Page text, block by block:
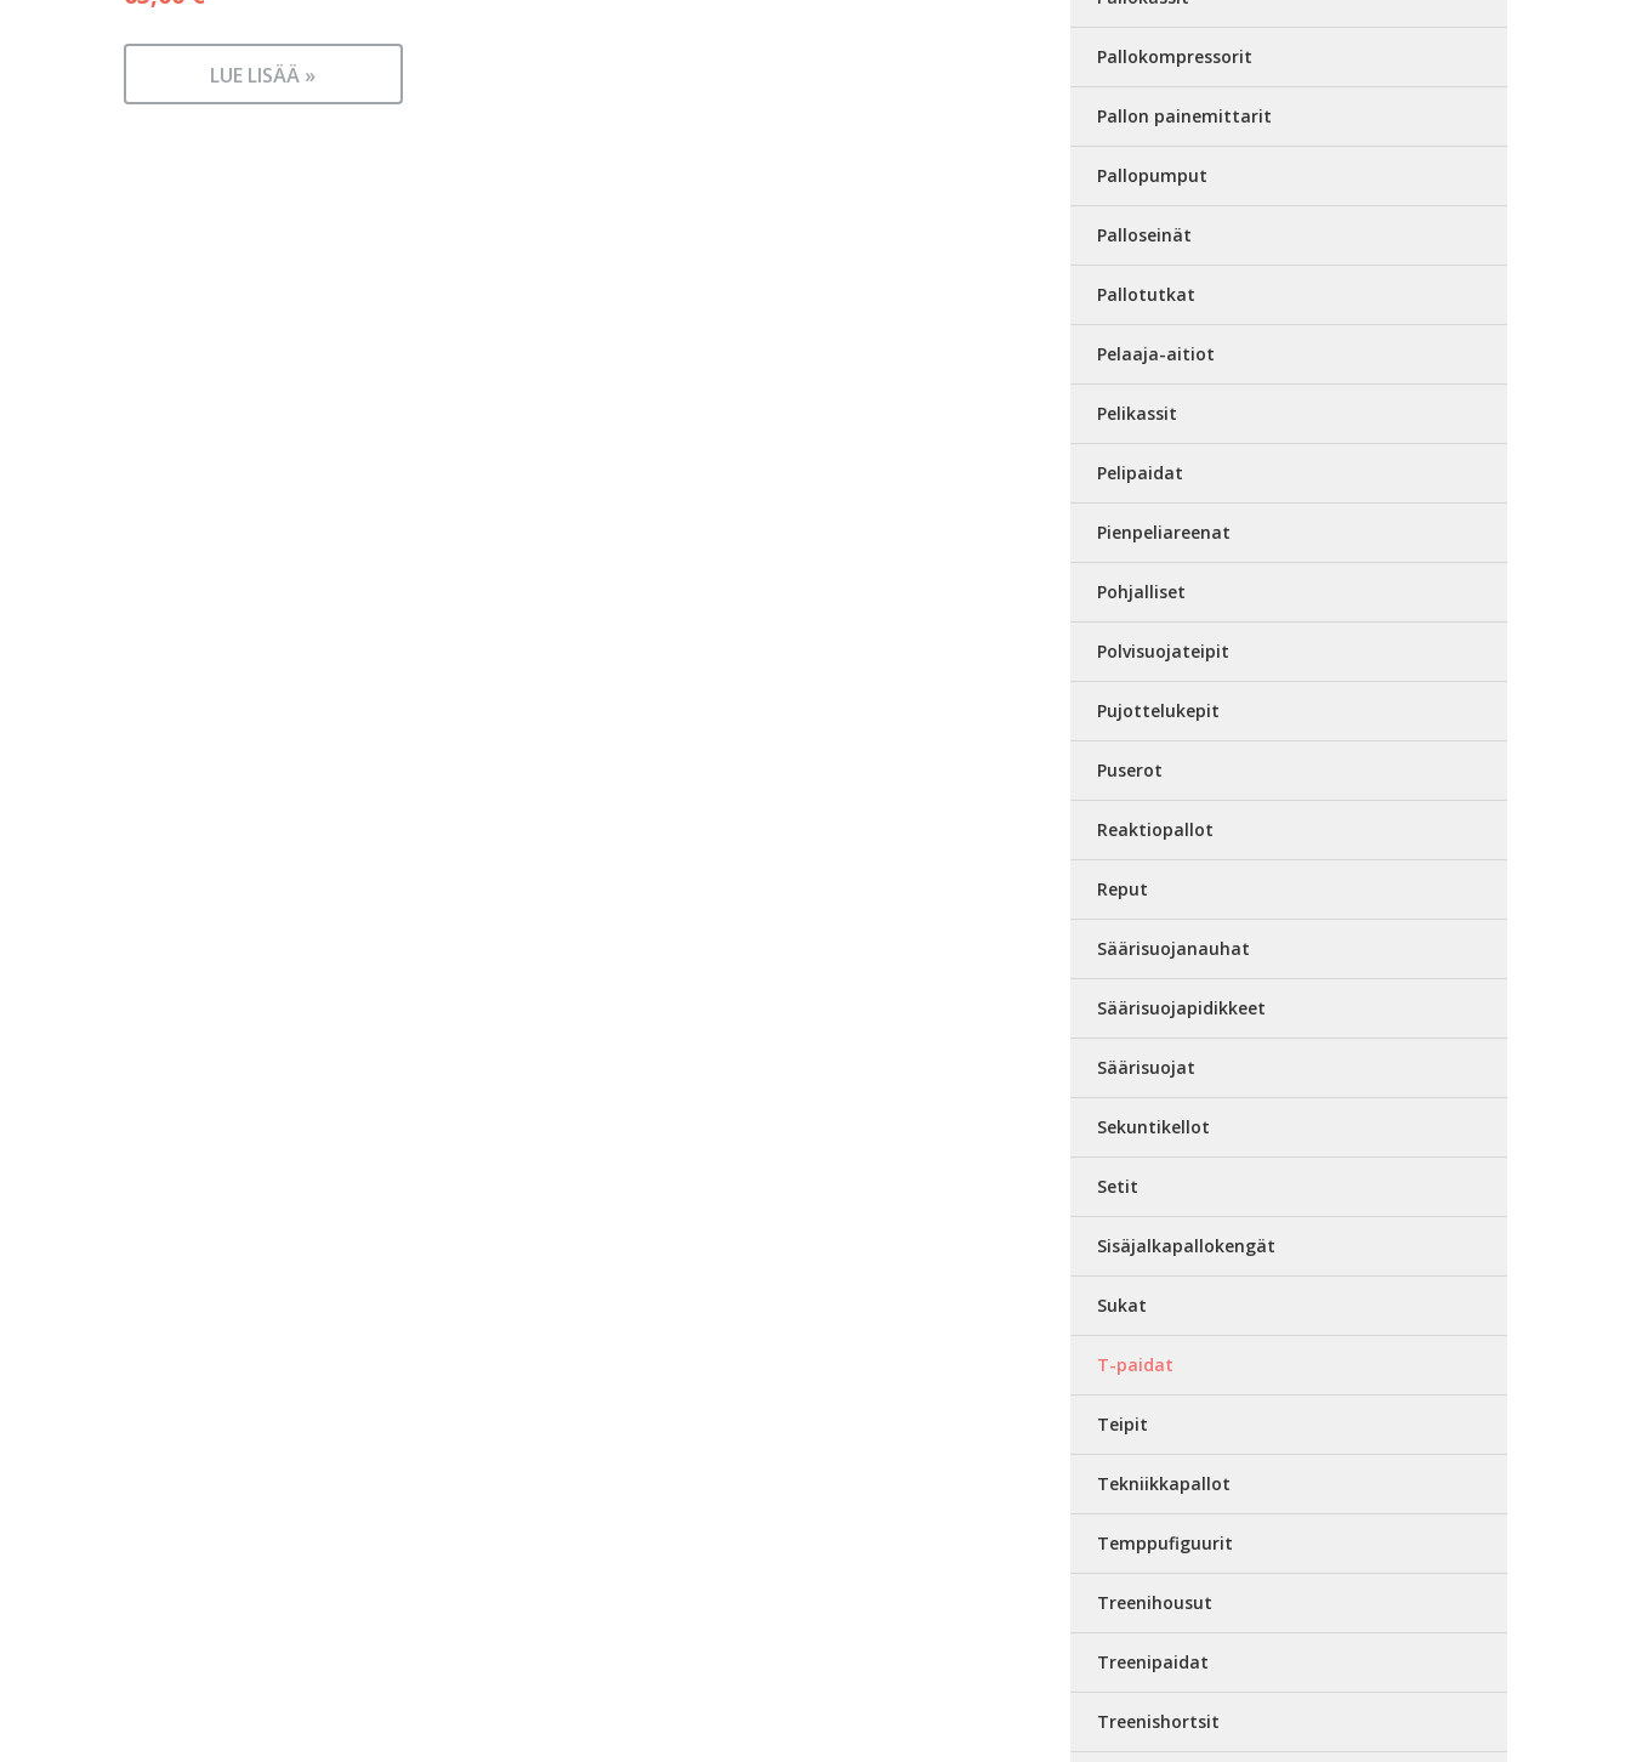
LUE LISÄÄ »
Pallokompressorit
Pallon painemittarit
Pallopumput
Palloseinät
Pallotutkat
Pelaaja-aitiot
Pelikassit
Pelipaidat
Pienpeliareenat
Pohjalliset
Polvisuojateipit
Pujottelukepit
Puserot
Reaktiopallot
Reput
Säärisuojanauhat
Säärisuojapidikkeet
Säärisuojat
Sekuntikellot
Setit
Sisäjalkapallokengät
Sukat
T-paidat
Teipit
Tekniikkapallot
Temppufiguurit
Treenihousut
Treenipaidat
Treenishortsit